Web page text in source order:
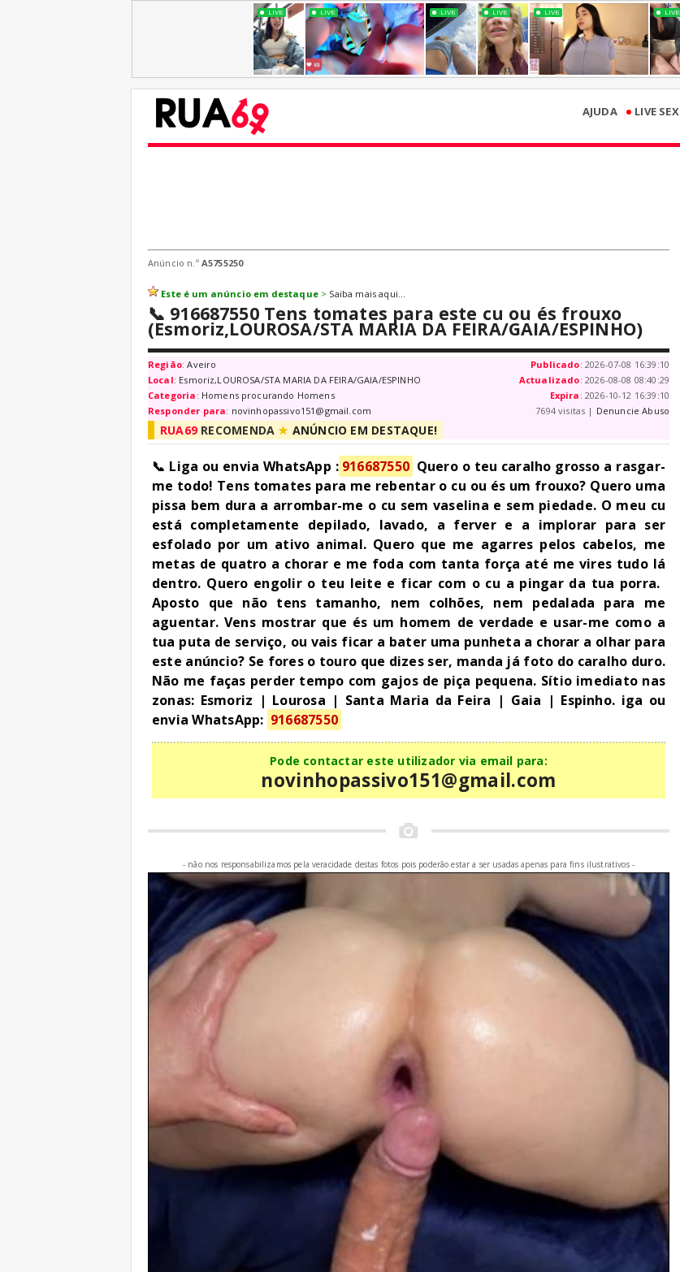
AJUDA • LIVE SEX
Anúncio n.º A5755250
Este é um anúncio em destaque> Saiba mais aqui...
📞 916687550 Tens tomates para este cu ou és frouxo
(Esmoriz,LOUROSA/STA MARIA DA FEIRA/GAIA/ESPINHO)
Região:Aveiro
Local: Esmoriz,LOUROSA/STA MARIA DA FEIRA/GAIA/ESPINHO
Categoria : Homens procurando Homens
Responder para: novinhopassivo151@gmail.com
RUA69RECOMENDA★ ANÚNCIO EM DESTAQUE!
Publicado: 2026-07-08 16:39:10
Actualizado: 2026-08-08 08:40:29
Expira : 2026-10-12 16:39:10
7694 visitas | Denuncie Abuso
📞 Liga ou envia WhatsApp : 916687550 Quero o teu caralho grosso a rasgar-
me todo! Tens tomates para me rebentar o cu ou és um frouxo? Quero uma
pissa bem dura a arrombar-me o cu sem vaselina e sem piedade. O meu cu
está completamente depilado, lavado, a ferver e a implorar para ser
esfolado por um ativo animal. ​Quero que me agarres pelos cabelos, me
metas de quatro a chorar e me foda com tanta força até me vires tudo lá
dentro. Quero engolir o teu leite e ficar com o cu a pingar da tua porra. ​
Aposto que não tens tamanho, nem colhões, nem pedalada para me
aguentar. Vens mostrar que és um homem de verdade e usar-me como a
tua puta de serviço, ou vais ficar a bater uma punheta a chorar a olhar para
este anúncio? ​Se fores o touro que dizes ser, manda já foto do caralho duro.
Não me faças perder tempo com gajos de piça pequena. ​Sítio imediato nas
zonas: Esmoriz | Lourosa | Santa Maria da Feira | Gaia | Espinho. iga ou
envia WhatsApp: 916687550
Pode contactar este utilizador via email para:
novinhopassivo151@gmail.com
📷
- não nos responsabilizamos pela veracidade destas fotos pois poderão estar a ser usadas apenas para fins ilustrativos -